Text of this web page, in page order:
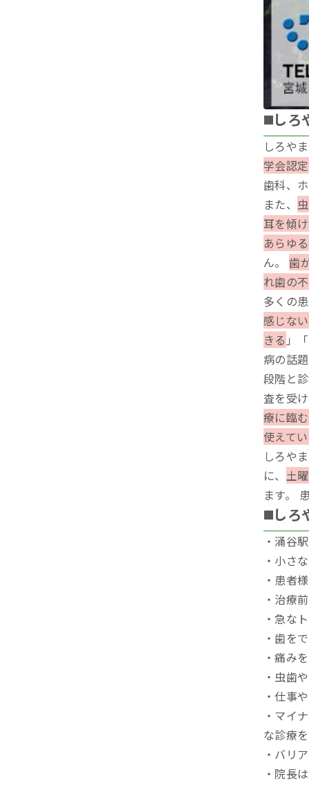
◼️しろ
しろや
学会認
歯科、
また、
耳を傾
あらゆ
ん。 歯
れ歯の
多くの
感じな
きる 」「
病の話
段階と
査を受
療に臨
使えて
しろや
に、 土
ます。
◼️しろ
・涌谷
・小さ
・患者
・治療
・急な
・歯を
・痛み
・虫歯
・仕事
・マイ
な診療
・バリ
・院長